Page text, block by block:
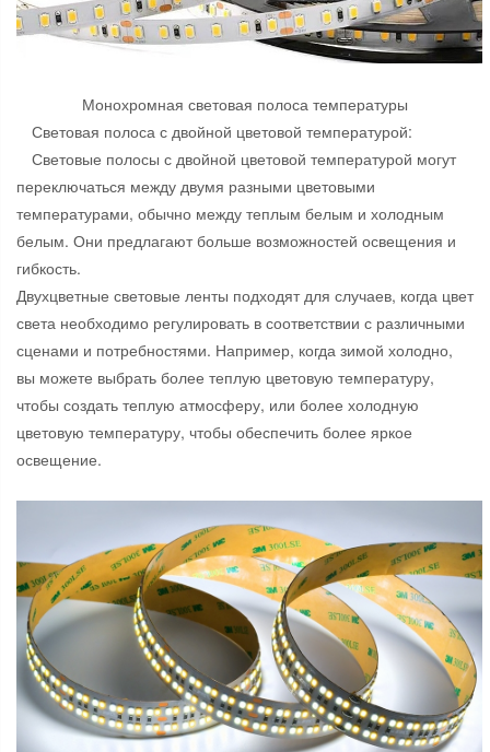
Монохромная световая полоса температуры
Световая полоса с двойной цветовой температурой:
Световые полосы с двойной цветовой температурой могут
переключаться между двумя разными цветовыми
температурами, обычно между теплым белым и холодным
белым. Они предлагают больше возможностей освещения и
гибкость.
Двухцветные световые ленты подходят для случаев, когда цвет
света необходимо регулировать в соответствии с различными
сценами и потребностями. Например, когда зимой холодно,
вы можете выбрать более теплую цветовую температуру,
чтобы создать теплую атмосферу, или более холодную
цветовую температуру, чтобы обеспечить более яркое
освещение.